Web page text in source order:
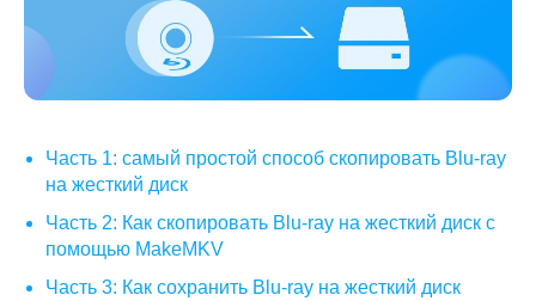
Часть 1: самый простой способ скопировать Blu-ray
на жесткий диск
Часть 2: Как скопировать Blu-ray на жесткий диск с
помощью MakeMKV
Часть 3: Как сохранить Blu-ray на жесткий диск